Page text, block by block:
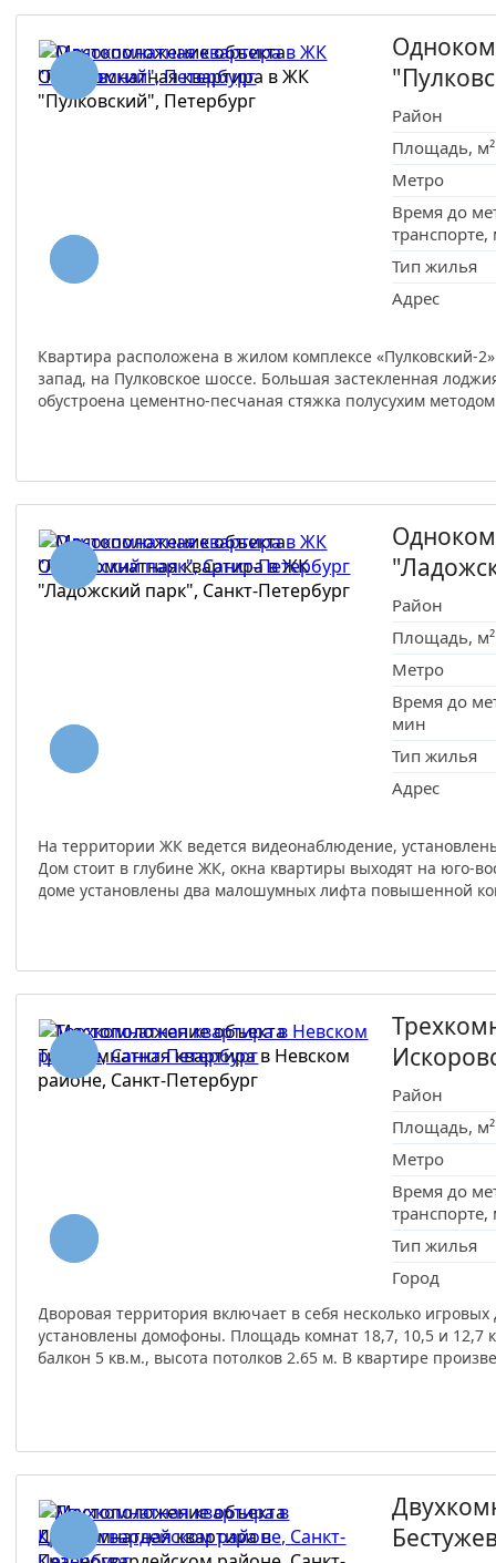
Район
Площадь, м²
Метро
Время до
Тип жилья
Адрес
Квартира расположена в жилом комплексе «Пулковский-
запад, на Пулковское шоссе. Большая застекленная
обустроена цементно-песчаная стяжка полусухим
Район
Площадь, м²
Метро
Время до
мин
Тип жилья
Адрес
На территории ЖК ведется видеонаблюдение,
Дом стоит в глубине ЖК, окна квартиры выходят на юго-
доме установлены два малошумных лифта повышенной
Район
Площадь, м²
Метро
Время до
Тип жилья
Город
Дворовая территория включает в себя несколько
установлены домофоны. Площадь комнат 18,7, 10,5 и 12,7
балкон 5 кв.м., высота потолков 2.65 м. В квартире